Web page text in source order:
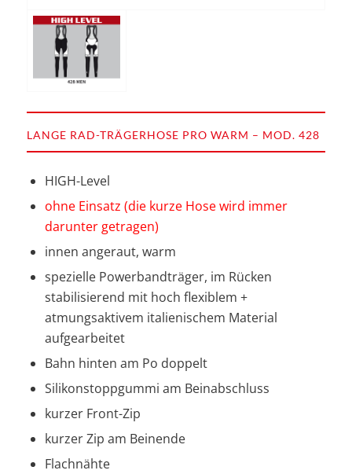
LANGE RAD-TRÄGERHOSE PRO WARM – MOD. 428
HIGH-Level
ohne Einsatz (die kurze Hose wird immer
darunter getragen)
innen angeraut, warm
spezielle Powerbandträger, im Rücken
stabilisierend mit hoch flexiblem +
atmungsaktivem italienischem Material
aufgearbeitet
Bahn hinten am Po doppelt
Silikonstoppgummi am Beinabschluss
kurzer Front-Zip
kurzer Zip am Beinende
Flachnähte